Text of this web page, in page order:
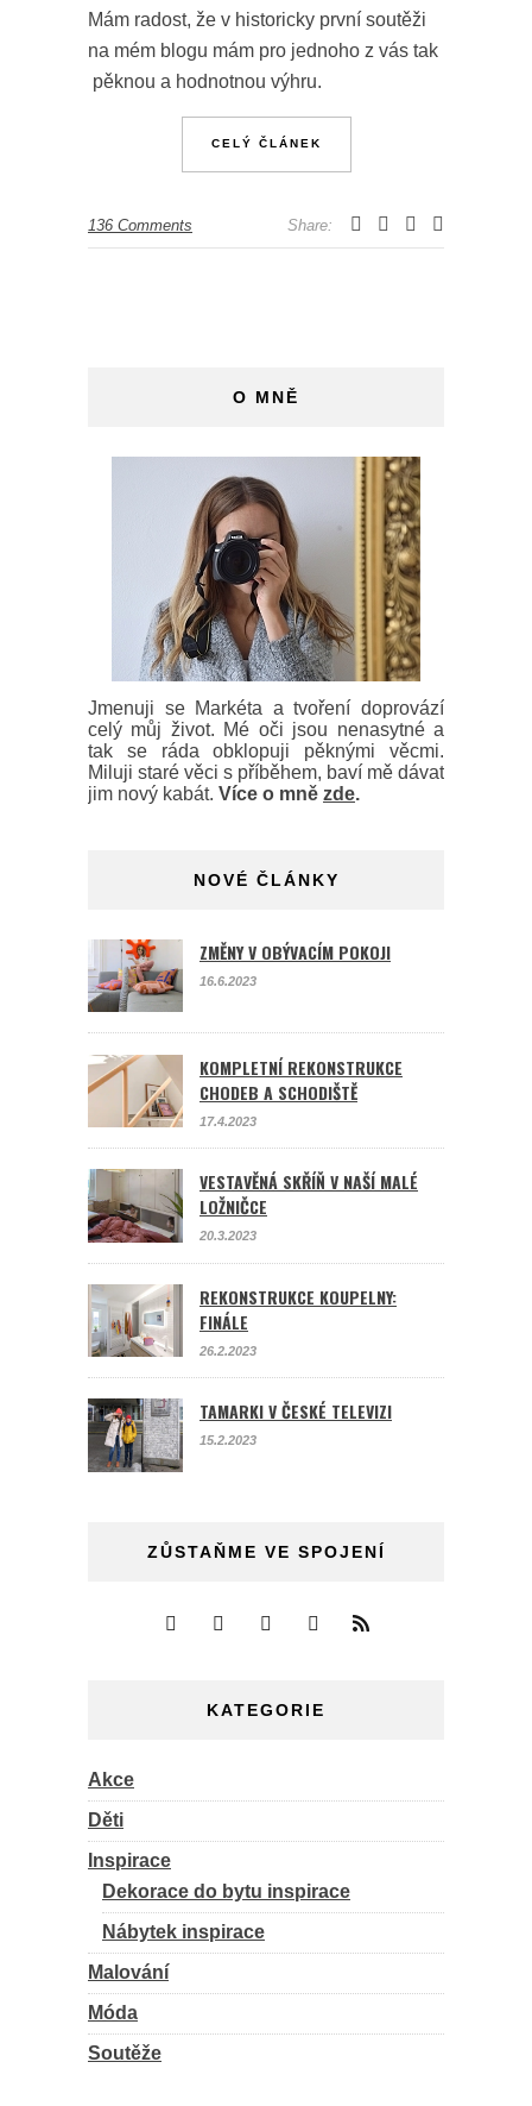
Mám radost, že v historicky první soutěži
na mém blogu mám pro jednoho z vás tak
pěknou a hodnotnou výhru.
CELÝ ČLÁNEK
136 Comments Share:
O MNĚ
Jmenuji se Markéta a tvoření doprovází
celý můj život. Mé oči jsou nenasytné a
tak se ráda obklopuji pěknými věcmi.
Miluji staré věci s příběhem, baví mě dávat
jim nový kabát. Více o mně zde.
NOVÉ ČLÁNKY
ZMĚNY V OBÝVACÍM POKOJI
16.6.2023
KOMPLETNÍ REKONSTRUKCE
CHODEB A SCHODIŠTĚ
17.4.2023
VESTAVĚNÁ SKŘÍŇ V NAŠÍ MALÉ
LOŽNIČCE
20.3.2023
REKONSTRUKCE KOUPELNY:
FINÁLE
26.2.2023
TAMARKI V ČESKÉ TELEVIZI
15.2.2023
ZŮSTAŇME VE SPOJENÍ
KATEGORIE
Akce
Děti
Inspirace
Dekorace do bytu inspirace
Nábytek inspirace
Malování
Móda
Soutěže